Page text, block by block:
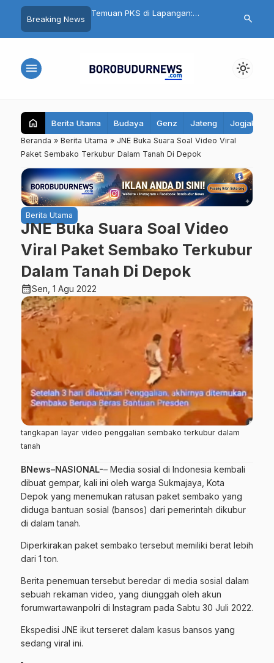
Breaking News
Magelang
Kain Kaku hingga Ada
Cuma Belanja Rp100 Ribu, Bisa
Mall Magelang
PAN Kota
search
menu light_mode
home Berita Utama Budaya Genz Jateng Jogjakarta
Beranda » Berita Utama » JNE Buka Suara Soal Video Viral
Paket Sembako Terkubur Dalam Tanah Di Depok
Berita Utama
JNE Buka Suara Soal Video
Viral Paket Sembako Terkubur
Dalam Tanah Di Depok
calendar_monthSen, 1 Agu 2022
tangkapan layar video penggalian sembako terkubur dalam
tanah
BNews–NASIONAL-– Media sosial di Indonesia kembali
dibuat gempar, kali ini oleh warga Sukmajaya, Kota
Depok yang menemukan ratusan paket sembako yang
diduga bantuan sosial (bansos) dari pemerintah dikubur
di dalam tanah.
Diperkirakan paket sembako tersebut memiliki berat lebih
dari 1 ton.
Berita penemuan tersebut beredar di media sosial dalam
sebuah rekaman video, yang diunggah oleh akun
forumwartawanpolri di Instagram pada Sabtu 30 Juli 2022.
Ekspedisi JNE ikut terseret dalam kasus bansos yang
sedang viral ini.